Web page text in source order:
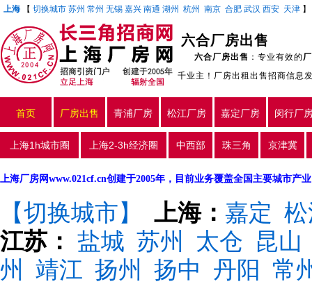
上海 【 切换城市 苏州 常州 无锡 嘉兴 南通 湖州 杭州 南京 合肥 武汉 西安 天津 】
六合厂房出售
六合厂房出售 ：专业有效的
千业主！厂房出租出售招商信息
首页 厂房出售 青浦厂房 松江厂房 嘉定厂房 闵行厂
上海1h城市圈 上海2-3h经济圈 中西部 珠三角 京津冀
上海厂房网www.021cf.cn创建于2005年，目前业务覆盖全国主要城市产
【切换城市】 上海： 嘉定
江苏： 盐城 苏州 太仓 昆山
州
靖江 扬州 扬中 丹阳
常